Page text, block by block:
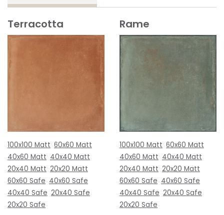
Terracotta
100x100 Matt 60x60 Matt
40x60 Matt 40x40 Matt
20x40 Matt 20x20 Matt
60x60 Safe 40x60 Safe
40x40 Safe 20x40 Safe
20x20 Safe
Rame
100x100 Matt 60x60 Matt
40x60 Matt 40x40 Matt
20x40 Matt 20x20 Matt
60x60 Safe 40x60 Safe
40x40 Safe 20x40 Safe
20x20 Safe